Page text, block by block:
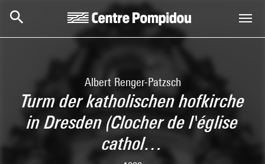
Albert Renger-Patzsch
Turm der katholischen hofkirche
in Dresden (Clocher de l'église
cathol…